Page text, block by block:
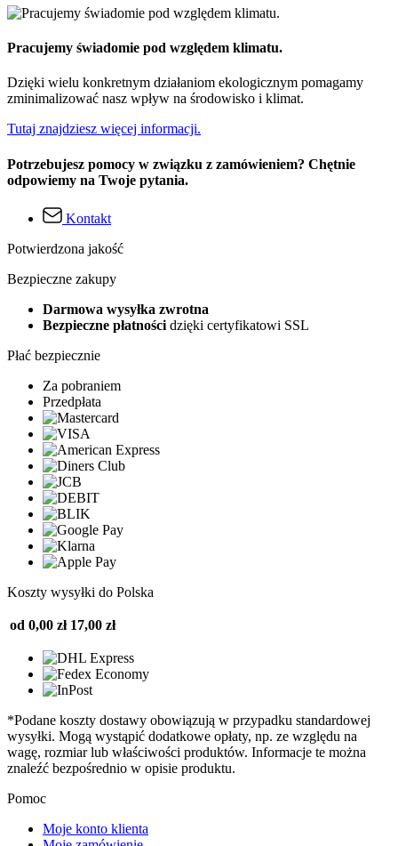
Pracujemy świadomie pod względem klimatu.
Dzięki wielu konkretnym działaniom ekologicznym pomagamy
zminimalizować nasz wpływ na środowisko i klimat.
Tutaj znajdziesz więcej informacji.
Potrzebujesz pomocy w związku z zamówieniem? Chętnie
odpowiemy na Twoje pytania.
Kontakt
Potwierdzona jakość
Bezpieczne zakupy
Darmowa wysyłka zwrotna
Bezpieczne płatności dzięki certyfikatowi SSL
Płać bezpiecznie
Za pobraniem
Przedpłata
Koszty wysyłki do Polska
od 0,00 zł 17,00 zł
*Podane koszty dostawy obowiązują w przypadku standardowej
wysyłki. Mogą wystąpić dodatkowe opłaty, np. ze względu na
wagę, rozmiar lub właściwości produktów. Informacje te można
znaleźć bezpośrednio w opisie produktu.
Pomoc
Moje konto klienta